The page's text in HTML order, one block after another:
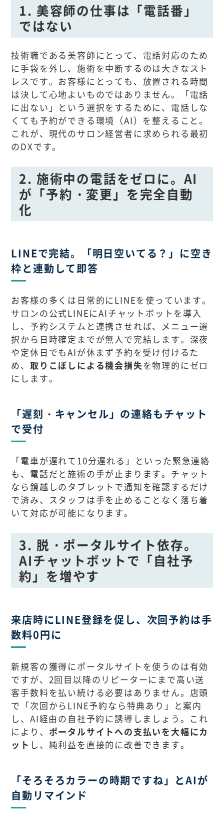
1. 美容師の仕事は「電話番」
ではない
技術職である美容師にとって、電話対応のため
に手袋を外し、施術を中断するのは大きなスト
レスです。お客様にとっても、放置される時間
は決して心地よいものではありません。「電話
に出ない」という選択をするために、電話しな
くても予約ができる環境（AI）を整えること。
これが、現代のサロン経営者に求められる最初
のDXです。
2. 施術中の電話をゼロに。AI
が「予約・変更」を完全自動
化
LINEで完結。「明日空いてる？」に空き
枠と連動して即答
お客様の多くは日常的にLINEを使っています。
サロンの公式LINEにAIチャットボットを導入
し、予約システムと連携させれば、メニュー選
択から日時確定までが無人で完結します。深夜
や定休日でもAIが休まず予約を受け付けるた
め、 取りこぼしによる機会損失を物理的にゼロ
にします。
「遅刻・キャンセル」の連絡もチャット
で受付
「電車が遅れて10分遅れる」といった緊急連絡
も、電話だと施術の手が止まります。チャット
なら鏡越しのタブレットで通知を確認するだけ
で済み、スタッフは手を止めることなく落ち着
いて対応が可能になります。
3. 脱・ポータルサイト依存。
AIチャットボットで「自社予
約」を増やす
来店時にLINE登録を促し、次回予約は手
数料0円に
新規客の獲得にポータルサイトを使うのは有効
ですが、2回目以降のリピーターにまで高い送
客手数料を払い続ける必要はありません。店頭
で「次回からLINE予約なら特典あり」と案内
し、AI経由の自社予約に誘導しましょう。これ
により、 ポータルサイトへの支払いを大幅にカ
ット し、純利益を直接的に改善できます。
「そろそろカラーの時期ですね」とAIが
自動リマインド